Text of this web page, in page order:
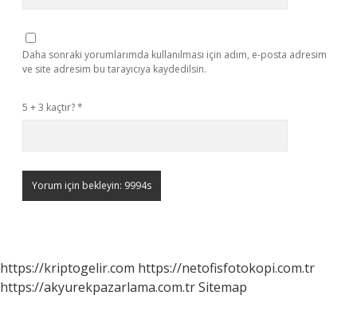
Daha sonraki yorumlarımda kullanılması için adım, e-posta adresim
ve site adresim bu tarayıcıya kaydedilsin.
5 + 3 kaçtır?*
https://kriptogelir.com https://netofisfotokopi.com.tr
https://akyurekpazarlama.com.trSitemap